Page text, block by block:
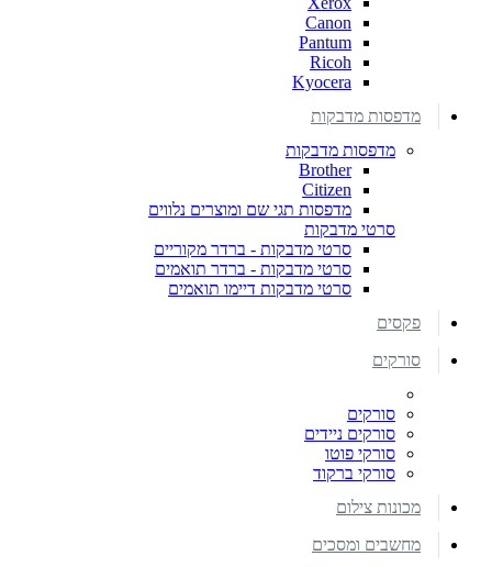
Canon
Pantum
Ricoh
Kyocera
מדפסות מדבקות
מדפסות מדבקות
Brother
Citizen
מדפסות תגי שם ומוצרים נלווים
סרטי מדבקות
סרטי מדבקות - ברדר מקוריים
סרטי מדבקות - ברדר תואמים
סרטי מדבקות דיימו תואמים
פקסים
סורקים
סורקים
סורקים ניידים
סורקי פוטו
סורקי ברקוד
מכונות צילום
מחשבים ומסכים